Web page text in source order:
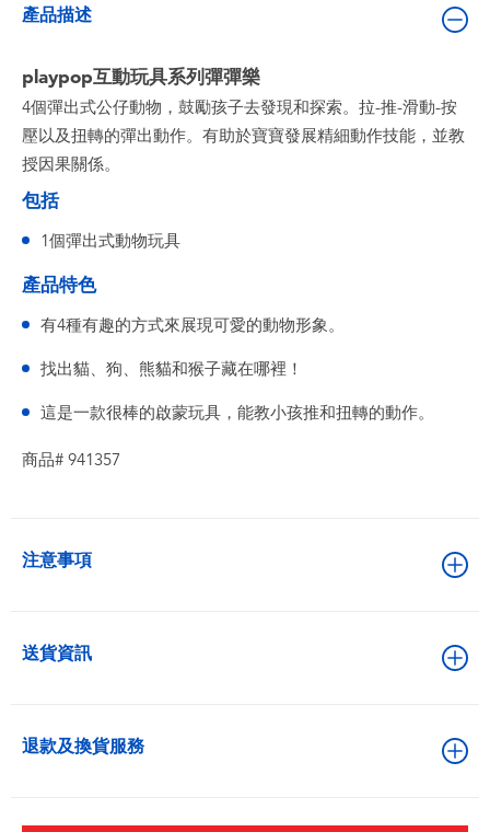
產品描述
playpop互動玩具系列彈彈樂
4個彈出式公仔動物，鼓勵孩子去發現和探索。拉-推-滑動-按
壓以及扭轉的彈出動作。有助於寶寶發展精細動作技能，並教
授因果關係。
包括
1個彈出式動物玩具
產品特色
有4種有趣的方式來展現可愛的動物形象。
找出貓、狗、熊貓和猴子藏在哪裡！
這是一款很棒的啟蒙玩具，能教小孩推和扭轉的動作。
商品# 941357
注意事項
送貨資訊
退款及換貨服務